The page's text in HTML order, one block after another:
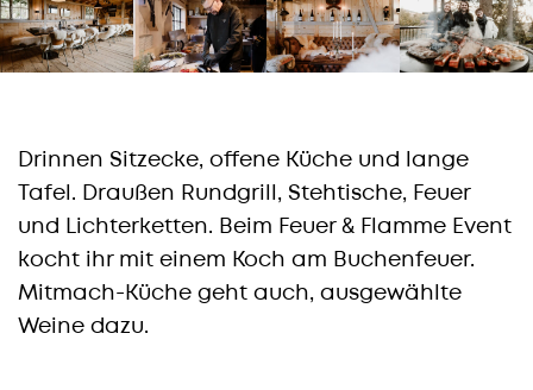
Drinnen Sitzecke, offene Küche und lange
Tafel. Draußen Rundgrill, Stehtische, Feuer
und Lichterketten. Beim Feuer & Flamme Event
kocht ihr mit einem Koch am Buchenfeuer.
Mitmach-Küche geht auch, ausgewählte
Weine dazu.